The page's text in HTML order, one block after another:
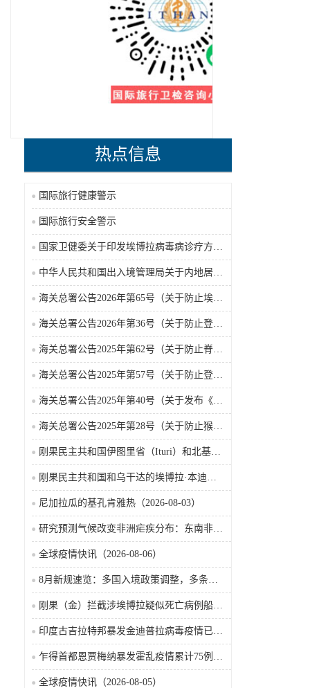
热点信息
国际旅行健康警示
国际旅行安全警示
尼加拉瓜的基孔肯雅热（2026-08-03）
全球疫情快讯（2026-08-06）
全球疫情快讯（2026-08-05）